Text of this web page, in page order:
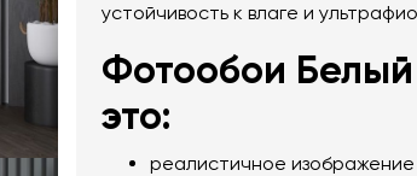
устойчивость к влаге и
Фотообои
это:
реалистичное